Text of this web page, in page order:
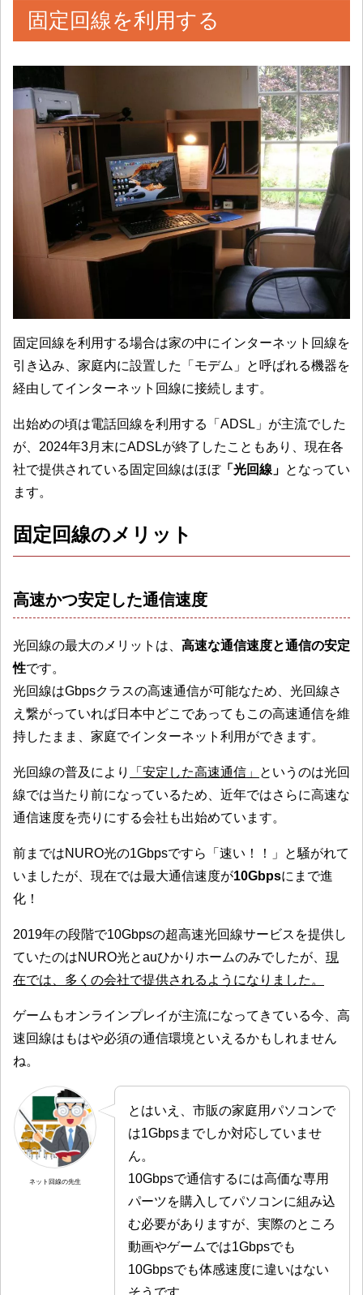
固定回線を利用する
固定回線を利用する場合は家の中にインターネット回線を
引き込み、家庭内に設置した「モデム」と呼ばれる機器を
経由してインターネット回線に接続します。
出始めの頃は電話回線を利用する「ADSL」が主流でした
が、2024年3月末にADSLが終了したこともあり、現在各
社で提供されている固定回線はほぼ「光回線」 となってい
ます。
固定回線のメリット
高速かつ安定した通信速度
光回線の最大のメリットは、 高速な通信速度と通信の安定
性です。
光回線はGbpsクラスの高速通信が可能なため、光回線さ
え繋がっていれば日本中どこであってもこの高速通信を維
持したまま、家庭でインターネット利用ができます。
光回線の普及により 「安定した高速通信」
というのは光回
線では当たり前になっているため、近年ではさらに高速な
通信速度を売りにする会社も出始めています。
前まではNURO光の1Gbpsですら「速い！！」と騒がれて
いましたが、現在では最大通信速度が10Gbpsにまで進
化！
2019年の段階で10Gbpsの超高速光回線サービスを提供し
ていたのはNURO光とauひかりホームのみでしたが、 現
在では、多くの会社で提供されるようになりました 。
ゲームもオンラインプレイが主流になってきている今、高
速回線はもはや必須の通信環境といえるかもしれません
ね。
ネット回線の先生
とはいえ、市販の家庭用パソコンで
は1Gbpsまでしか対応していませ
ん。
10Gbpsで通信するには高価な専用
パーツを購入してパソコンに組み込
む必要がありますが、実際のところ
動画やゲームでは1Gbpsでも
10Gbpsでも体感速度に違いはない
そうです。